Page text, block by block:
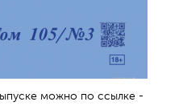
можно по ссылке -